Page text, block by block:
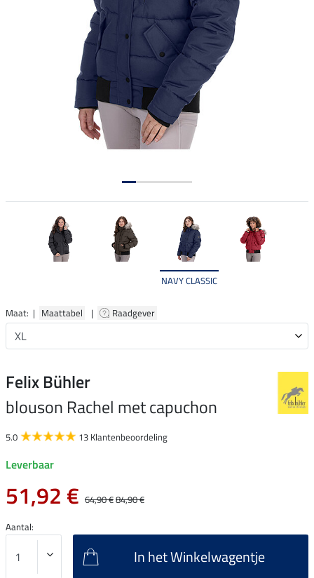
NAVY CLASSIC
Maat: | Maattabel | Raadgever
Felix Bühler
blouson Rachel met capuchon
5.0 13 Klantenbeoordeling
Leverbaar
51,92 € 64,90 €84,90 €
Aantal:
In het Winkelwagentje